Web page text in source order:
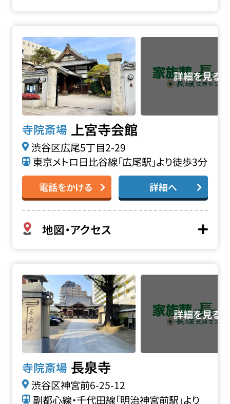
寺院斎場 上宮寺会館
渋谷区広尾5丁目2-29
東京メトロ日比谷線「広尾駅」より徒歩3分
電話をかける 詳細へ
地図・アクセス
寺院斎場 長泉寺
渋谷区神宮前6-25-12
副都心線・千代田線「明治神宮前駅」より